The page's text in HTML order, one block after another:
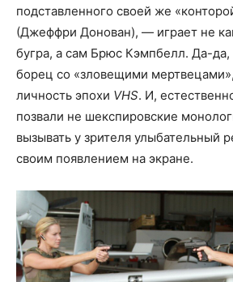
подставленного своей же
(Джеффри Донован), — играет не
бугра, а сам Брюс Кэмпбелл. Да-
борец со «зловещими мертвецами»,
личность эпохи VHS. И,
позвали не шекспировские
вызывать у зрителя улыбательный
своим появлением на экране.